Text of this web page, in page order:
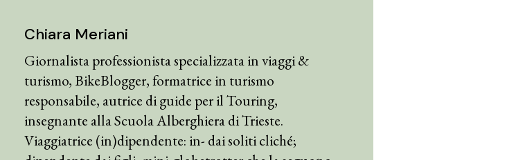
Chiara Meriani
Giornalista professionista specializzata in viaggi &
turismo, BikeBlogger, formatrice in turismo
responsabile, autrice di guide per il Touring,
insegnante alla Scuola Alberghiera di Trieste.
Viaggiatrice (in)dipendente: in- dai soliti cliché;